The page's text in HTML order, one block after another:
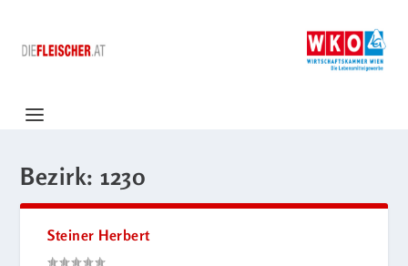
Bezirk:1230
Steiner Herbert